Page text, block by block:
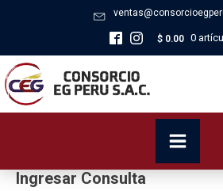
$ 0.00 0
Ingresar Consulta